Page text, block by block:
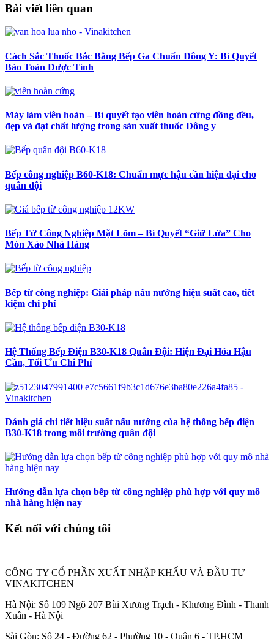
Bài viết liên quan
Cách Sắc Thuốc Bắc Bằng Bếp Ga Chuẩn Đông Y: Bí Quyết
Bảo Toàn Dược Tính
Máy làm viên hoàn – Bí quyết tạo viên hoàn cứng đồng đều,
đẹp và đạt chất lượng trong sản xuất thuốc Đông y
Bếp công nghiệp B60-K18: Chuẩn mực hậu cần hiện đại cho
quân đội
Bếp Từ Công Nghiệp Mặt Lõm – Bí Quyết “Giữ Lửa” Cho
Món Xào Nhà Hàng
Bếp từ công nghiệp: Giải pháp nấu nướng hiệu suất cao, tiết
kiệm chi phí
Hệ Thống Bếp Điện B30-K18 Quân Đội: Hiện Đại Hóa Hậu
Cần, Tối Ưu Chi Phí
Đánh giá chi tiết hiệu suất nấu nướng của hệ thống bếp điện
B30-K18 trong môi trường quân đội
Hướng dẫn lựa chọn bếp từ công nghiệp phù hợp với quy mô
nhà hàng hiện nay
Kết nối với chúng tôi
CÔNG TY CỔ PHẦN XUẤT NHẬP KHẨU VÀ ĐẦU TƯ
VINAKITCHEN
Hà Nội: Số 109 Ngõ 207 Bùi Xương Trạch - Khương Đình - Thanh
Xuân - Hà Nội
Sài Gòn: Số 24 - Đường 62 - Phường 10 - Quận 6 - TP.HCM